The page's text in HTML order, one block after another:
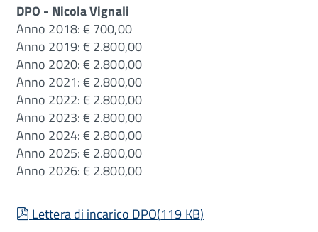
DPO - Nicola Vignali
Anno 2018: € 700,00
Anno 2019: € 2.800,00
Anno 2020: € 2.800,00
Anno 2021: € 2.800,00
Anno 2022: € 2.800,00
Anno 2023: € 2.800,00
Anno 2024: € 2.800,00
Anno 2025: € 2.800,00
Anno 2026: € 2.800,00
pdf
Lettera di incarico DPO(119 KB)